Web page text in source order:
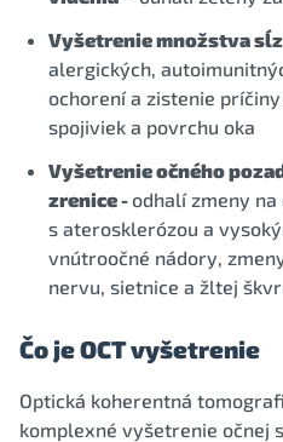
Vyšetrenie množstva
alergických,
ochorení a zistenie
spojiviek a povrchu oka
Vyšetrenie očného
zrenice -odhalí zmeny na
s aterosklerózou a
vnútroočné nádory,
nervu, sietnice a žltej
Čo je OCT vyšetrenie
Optická koherentná
komplexné vyšetrenie očnej